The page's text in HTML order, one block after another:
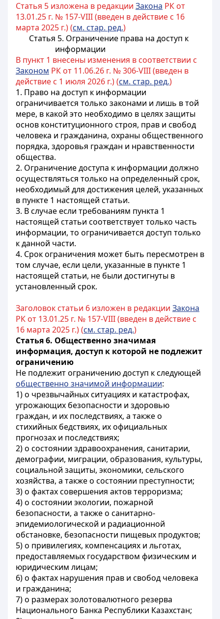
Статья 5 изложена в редакции Закона РК от
13.01.25 г. № 157-VIII (введен в действие с 16
марта 2025 г.) (см. стар. ред.)
Статья 5. Ограничение права на доступ к
информации
В пункт 1 внесены изменения в соответствии с
Законом РК от 11.06.26 г. № 306-VIII (введен в
действие с 1 июля 2026 г.) (см. стар. ред.)
1. Право на доступ к информации
ограничивается только законами и лишь в той
мере, в какой это необходимо в целях защиты
основ конституционного строя, прав и свобод
человека и гражданина, охраны общественного
порядка, здоровья граждан и нравственности
общества.
2. Ограничение доступа к информации должно
осуществляться только на определенный срок,
необходимый для достижения целей, указанных
в пункте 1 настоящей статьи.
3. В случае если требованиям пункта 1
настоящей статьи соответствует только часть
информации, то ограничивается доступ только
к данной части.
4. Срок ограничения может быть пересмотрен в
том случае, если цели, указанные в пункте 1
настоящей статьи, не были достигнуты в
установленный срок.
Заголовок статьи 6 изложен в редакции Закона
РК от 13.01.25 г. № 157-VIII (введен в действие с
16 марта 2025 г.) (см. стар. ред.)
Статья 6. Общественно значимая
информация, доступ к которой не подлежит
ограничению
Не подлежит ограничению доступ к следующей
общественно значимой информации:
1) о чрезвычайных ситуациях и катастрофах,
угрожающих безопасности и здоровью
граждан, и их последствиях, а также о
стихийных бедствиях, их официальных
прогнозах и последствиях;
2) о состоянии здравоохранения, санитарии,
демографии, миграции, образования, культуры,
социальной защиты, экономики, сельского
хозяйства, а также о состоянии преступности;
3) о фактах совершения актов терроризма;
4) о состоянии экологии, пожарной
безопасности, а также о санитарно-
эпидемиологической и радиационной
обстановке, безопасности пищевых продуктов;
5) о привилегиях, компенсациях и льготах,
предоставляемых государством физическим и
юридическим лицам;
6) о фактах нарушения прав и свобод человека
и гражданина;
7) о размерах золотовалютного резерва
Национального Банка Республики Казахстан;